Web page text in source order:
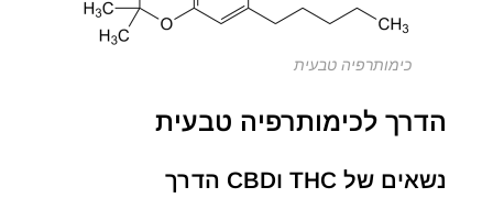
כימותרפיה טבעית
הדרך לכימותרפיה טבעית
נשאים שלTHC וCBD הדרך